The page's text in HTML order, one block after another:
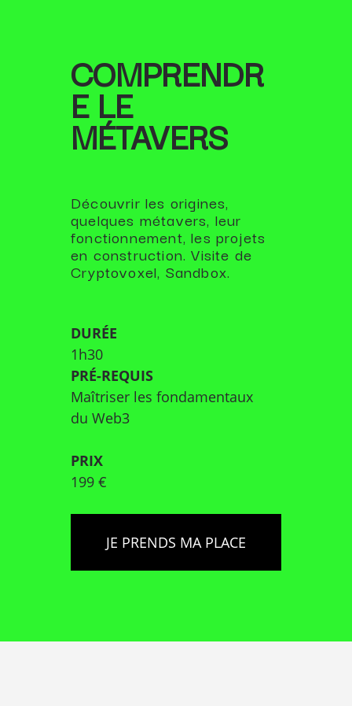
COMPRENDR
E LE
MÉTAVERS
Découvrir les origines,
quelques métavers, leur
fonctionnement, les projets
en construction. Visite de
Cryptovoxel, Sandbox.
DURÉE
1h30
PRÉ-REQUIS
Maîtriser les fondamentaux
du Web3
PRIX
199 €
JE PRENDS MA PLACE